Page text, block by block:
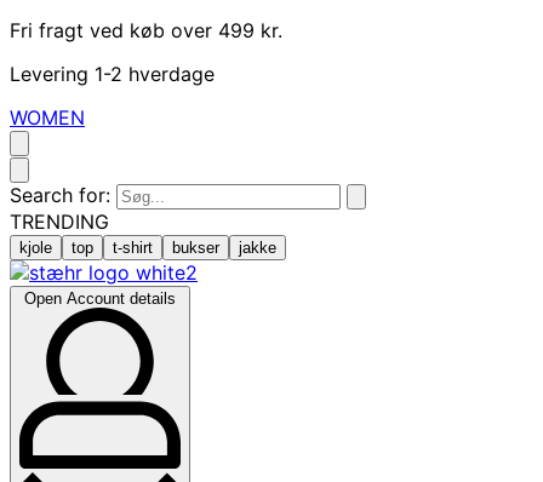
Fri fragt ved køb over 499 kr.
Levering 1-2 hverdage
WOMEN
Search for:
TRENDING
kjole top t-shirt bukser jakke
Open Account details